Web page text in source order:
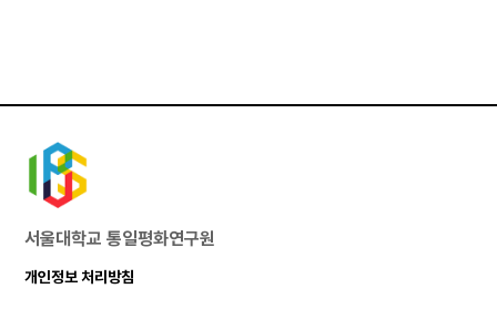
서울대학교 통일평화연구원
개인정보 처리방침